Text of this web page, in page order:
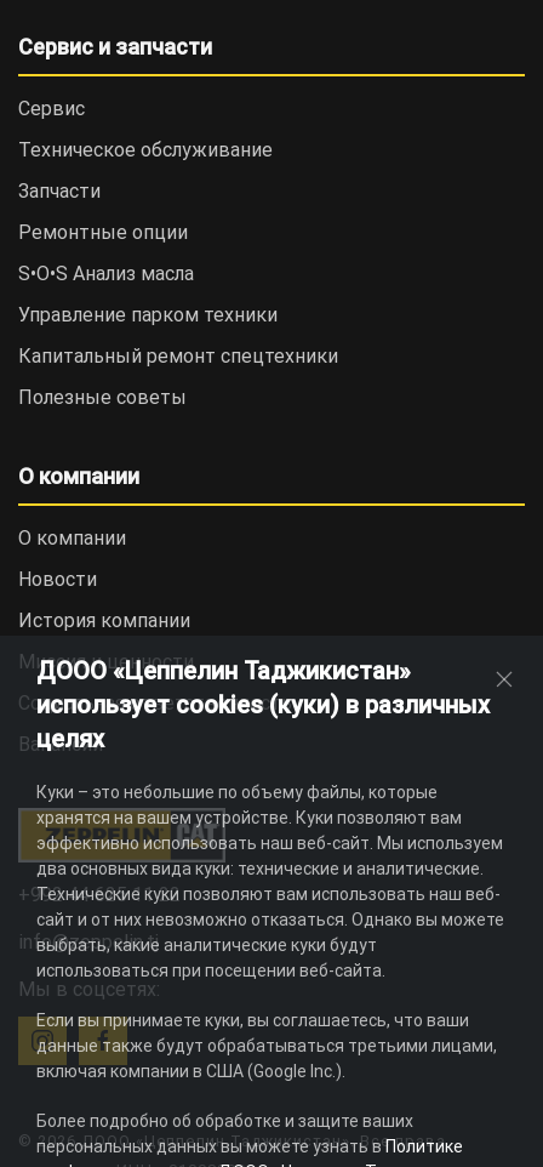
Сервис и запчасти
Сервис
Техническое обслуживание
Запчасти
Ремонтные опции
S•O•S Анализ масла
Управление парком техники
Капитальный ремонт спецтехники
Полезные советы
О компании
О компании
Новости
История компании
Миссия и ценности
Социальная ответственность
Вакансии
+992 44 625 11 22
info@zeppelin.tj
Мы в соцсетях:
© 2026 ДООО «Цеппелин Таджикистан». Все права
ДООО «Цеппелин Таджикистан»
использует cookies (куки) в различных
целях
Куки – это небольшие по объему файлы, которые
хранятся на вашем устройстве. Куки позволяют вам
эффективно использовать наш веб-сайт. Мы используем
два основных вида куки: технические и аналитические.
Технические куки позволяют вам использовать наш веб-
сайт и от них невозможно отказаться. Однако вы можете
выбрать, какие аналитические куки будут
использоваться при посещении веб-сайта.
Если вы принимаете куки, вы соглашаетесь, что ваши
данные также будут обрабатываться третьими лицами,
включая компании в США (Google Inc.).
Более подробно об обработке и защите ваших
персональных данных вы можете узнать вПолитике